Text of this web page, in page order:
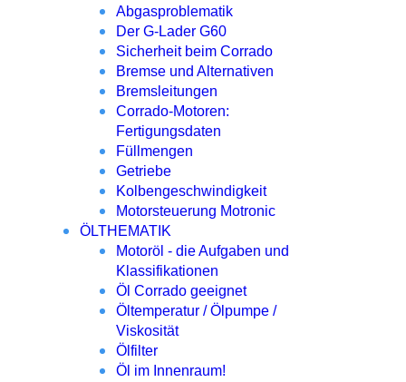
Abgasproblematik
Der G-Lader G60
Sicherheit beim Corrado
Bremse und Alternativen
Bremsleitungen
Corrado-Motoren:
Fertigungsdaten
Füllmengen
Getriebe
Kolbengeschwindigkeit
Motorsteuerung Motronic
ÖLTHEMATIK
Motoröl - die Aufgaben und
Klassifikationen
Öl Corrado geeignet
Öltemperatur / Ölpumpe /
Viskosität
Ölfilter
Öl im Innenraum!